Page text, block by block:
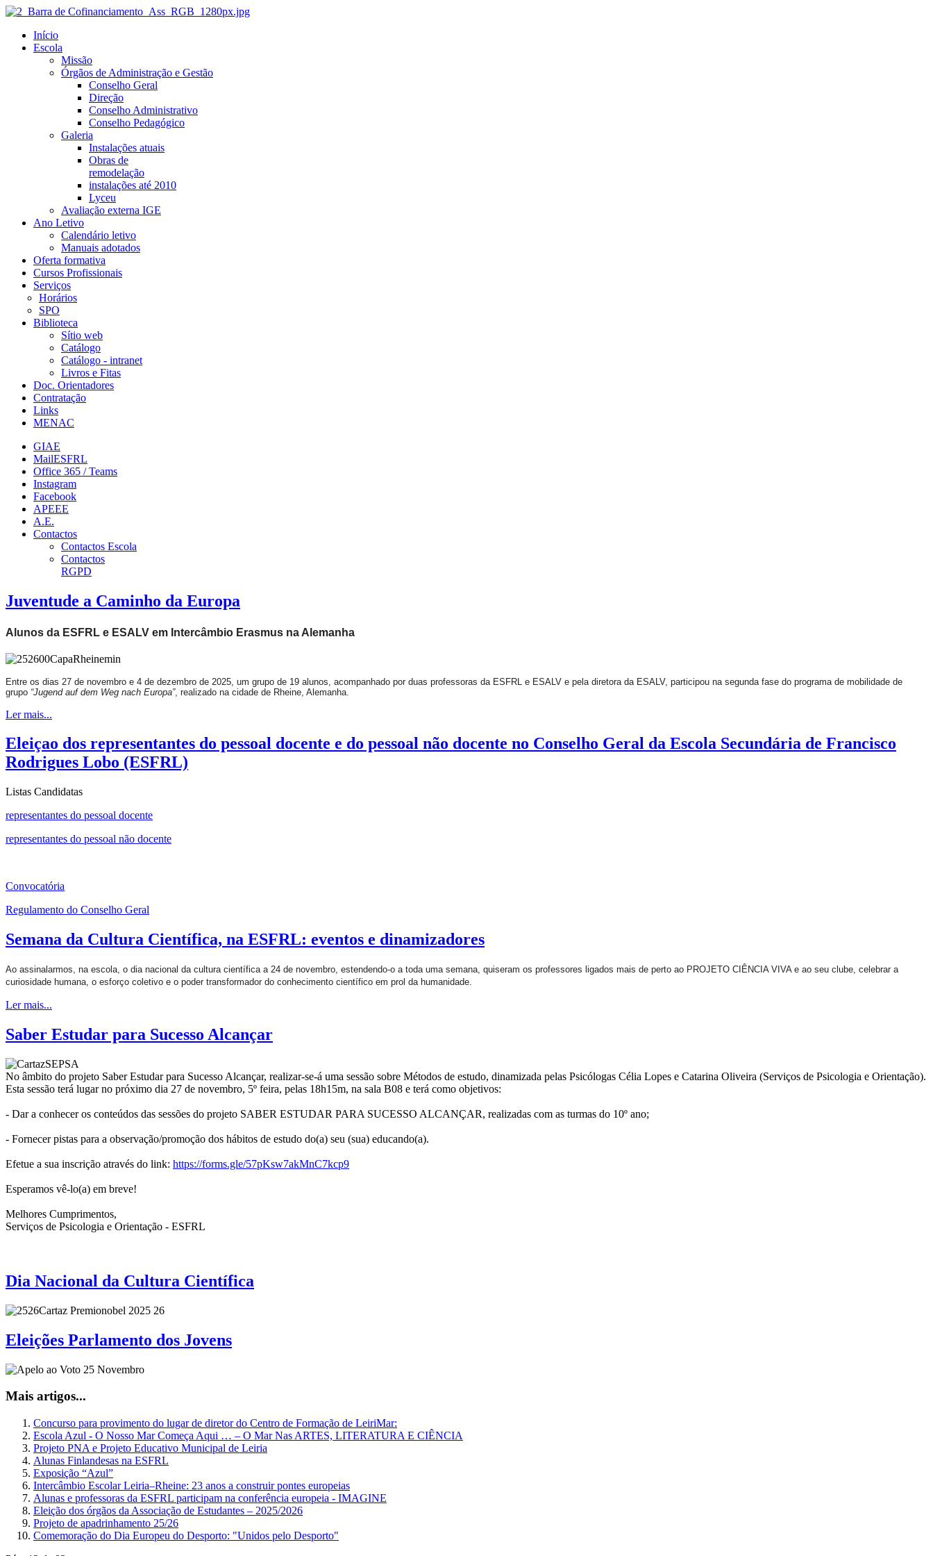
Início
Escola
Missão
Órgãos de Administração e Gestão
Conselho Geral
Direção
Conselho Administrativo
Conselho Pedagógico
Galeria
Instalações atuais
Obras de
remodelação
instalações até 2010
Lyceu
Avaliação externa IGE
Ano Letivo
Calendário letivo
Manuais adotados
Oferta formativa
Cursos Profissionais
Serviços
Horários
SPO
Biblioteca
Sítio web
Catálogo
Catálogo - intranet
Livros e Fitas
Doc. Orientadores
Contratação
Links
MENAC
GIAE
MailESFRL
Office 365 / Teams
Instagram
Facebook
APEEE
A.E.
Contactos
Contactos Escola
Contactos
RGPD
Juventude a Caminho da Europa
Alunos da ESFRL e ESALV em Intercâmbio Erasmus na Alemanha
Entre os dias 27 de novembro e 4 de dezembro de 2025, um grupo de 19 alunos, acompanhado por duas professoras da ESFRL e ESALV e pela diretora da ESALV, participou na segunda fase do programa de mobilidade de
grupo “Jugend auf dem Weg nach Europa”, realizado na cidade de Rheine, Alemanha.
Ler mais...
Eleiçao dos representantes do pessoal docente e do pessoal não docente no Conselho Geral da Escola Secundária de Francisco
Rodrigues Lobo (ESFRL)
Listas Candidatas
representantes do pessoal docente
representantes do pessoal não docente
Convocatória
Regulamento do Conselho Geral
Semana da Cultura Científica, na ESFRL: eventos e dinamizadores
Ao assinalarmos, na escola, o dia nacional da cultura científica a 24 de novembro, estendendo-o a toda uma semana, quiseram os professores ligados mais de perto ao PROJETO CIÊNCIA VIVA e ao seu clube, celebrar a
curiosidade humana, o esforço coletivo e o poder transformador do conhecimento científico em prol da humanidade.
Ler mais...
Saber Estudar para Sucesso Alcançar
No âmbito do projeto Saber Estudar para Sucesso Alcançar, realizar-se-á uma sessão sobre Métodos de estudo, dinamizada pelas Psicólogas Célia Lopes e Catarina Oliveira (Serviços de Psicologia e Orientação).
Esta sessão terá lugar no próximo dia 27 de novembro, 5º feira, pelas 18h15m, na sala B08 e terá como objetivos:
- Dar a conhecer os conteúdos das sessões do projeto SABER ESTUDAR PARA SUCESSO ALCANÇAR, realizadas com as turmas do 10º ano;
- Fornecer pistas para a observação/promoção dos hábitos de estudo do(a) seu (sua) educando(a).
Efetue a sua inscrição através do link: https://forms.gle/57pKsw7akMnC7kcp9
Esperamos vê-lo(a) em breve!
Melhores Cumprimentos,
Serviços de Psicologia e Orientação - ESFRL
Dia Nacional da Cultura Científica
Eleições Parlamento dos Jovens
Mais artigos...
Concurso para provimento do lugar de diretor do Centro de Formação de LeiriMar:
Escola Azul - O Nosso Mar Começa Aqui … – O Mar Nas ARTES, LITERATURA E CIÊNCIA
Projeto PNA e Projeto Educativo Municipal de Leiria
Alunas Finlandesas na ESFRL
Exposição “Azul”
Intercâmbio Escolar Leiria–Rheine: 23 anos a construir pontes europeias
Alunas e professoras da ESFRL participam na conferência europeia - IMAGINE
Eleição dos órgãos da Associação de Estudantes – 2025/2026
Projeto de apadrinhamento 25/26
Comemoração do Dia Europeu do Desporto: "Unidos pelo Desporto"